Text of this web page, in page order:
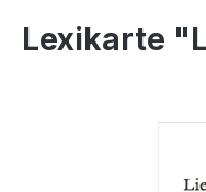
Lexikarte